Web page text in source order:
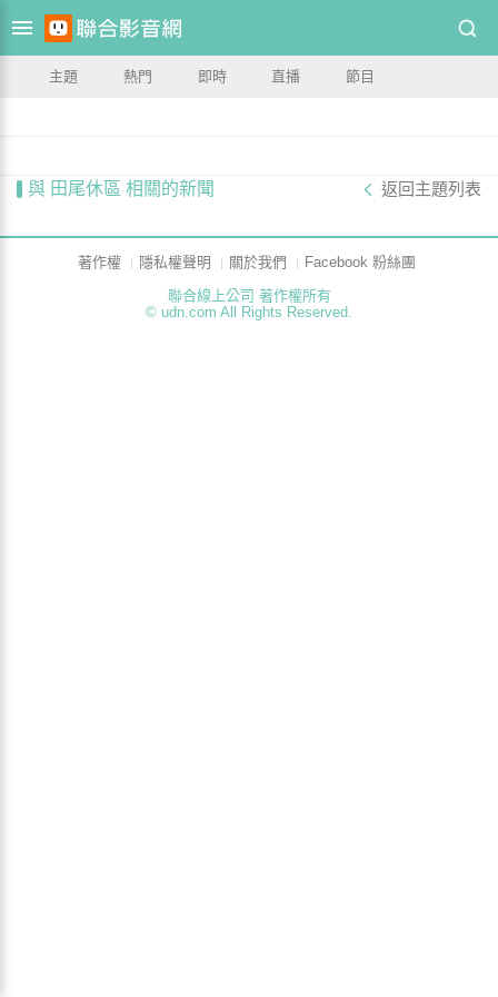
主題 熱門 即時 直播 節目
與 田尾休區 相關的新聞 返回主題列表
著作權 隱私權聲明 關於我們
Facebook 粉絲團
聯合線上公司 著作權所有
© udn.com All Rights Reserved.